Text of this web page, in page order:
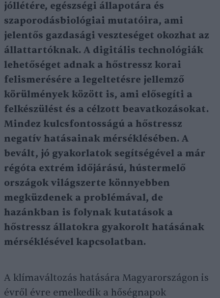
jóllétére, egészségi állapotára és
szaporodásbiológiai mutatóira, ami
jelentős gazdasági veszteséget okozhat az
állattartóknak. A digitális technológiák
lehetőséget adnak a hőstressz korai
felismerésére a legeltetésre jellemző
körülmények között is, ami elősegíti a
felkészülést és a célzott beavatkozásokat.
Mindez kulcsfontosságú a hőstressz
negatív hatásainak mérséklésében. A
bevált, jó gyakorlatok segítségével a már
régóta extrém időjárású, hústermelő
országok világszerte könnyebben
megküzdenek a problémával, de
hazánkban is folynak kutatások a
hőstressz állatokra gyakorolt hatásának
mérséklésével kapcsolatban.
A klímaváltozás hatására Magyarországon is
évről évre emelkedik a hőségnapok